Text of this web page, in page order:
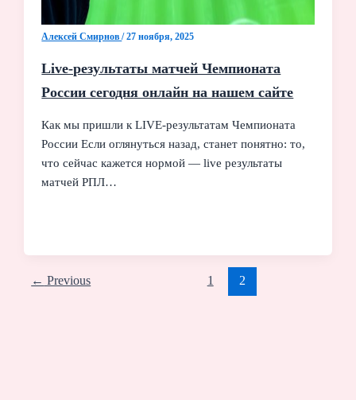
Алексей Смирнов/27 ноября, 2025
Live-результаты матчей Чемпионата
России сегодня онлайн на нашем сайте
Как мы пришли к LIVE-результатам Чемпионата
России Если оглянуться назад, станет понятно: то,
что сейчас кажется нормой — live результаты
матчей РПЛ…
← Previous 1 2